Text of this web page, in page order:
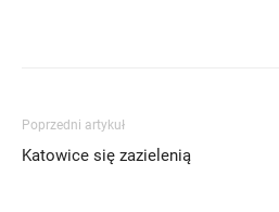
Poprzedni artykuł
Katowice się zazielenią